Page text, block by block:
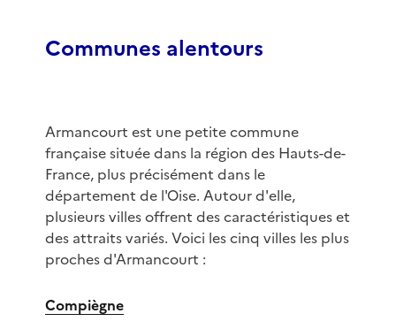
Communes alentours
Armancourt est une petite commune
française située dans la région des Hauts-de-
France, plus précisément dans le
département de l'Oise. Autour d'elle,
plusieurs villes offrent des caractéristiques et
des attraits variés. Voici les cinq villes les plus
proches d'Armancourt :
Compiègne